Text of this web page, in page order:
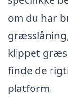
om du har
klippet
finde de
platform.